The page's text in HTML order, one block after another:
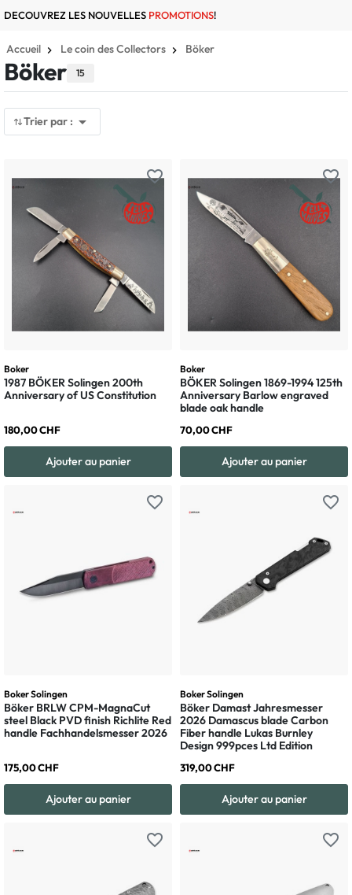
DECOUVREZ LES NOUVELLES PROMOTIONS!
Accueil Le coin des Collectors Böker
Böker 15
Trier par : 
favorite_border
Boker
1987 BÖKER Solingen 200th
Anniversary of US Constitution
180,00 CHF
Ajouter au panier
favorite_border
Boker
BÖKER Solingen 1869-1994 125th
Anniversary Barlow engraved
blade oak handle
70,00 CHF
Ajouter au panier
favorite_border
Boker Solingen
Böker BRLW CPM-MagnaCut
steel Black PVD finish Richlite Red
handle Fachhandelsmesser 2026
175,00 CHF
Ajouter au panier
favorite_border
Boker Solingen
Böker Damast Jahresmesser
2026 Damascus blade Carbon
Fiber handle Lukas Burnley
Design 999pces Ltd Edition
319,00 CHF
Ajouter au panier
favorite_border favorite_border